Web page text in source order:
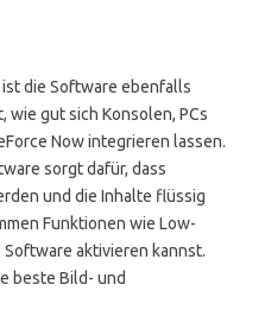
ist die Software ebenfalls
gut sich Konsolen, PCs
Now integrieren lassen.
sorgt dafür, dass
und die Inhalte flüssig
Funktionen wie Low-
aktivieren kannst.
beste Bild- und